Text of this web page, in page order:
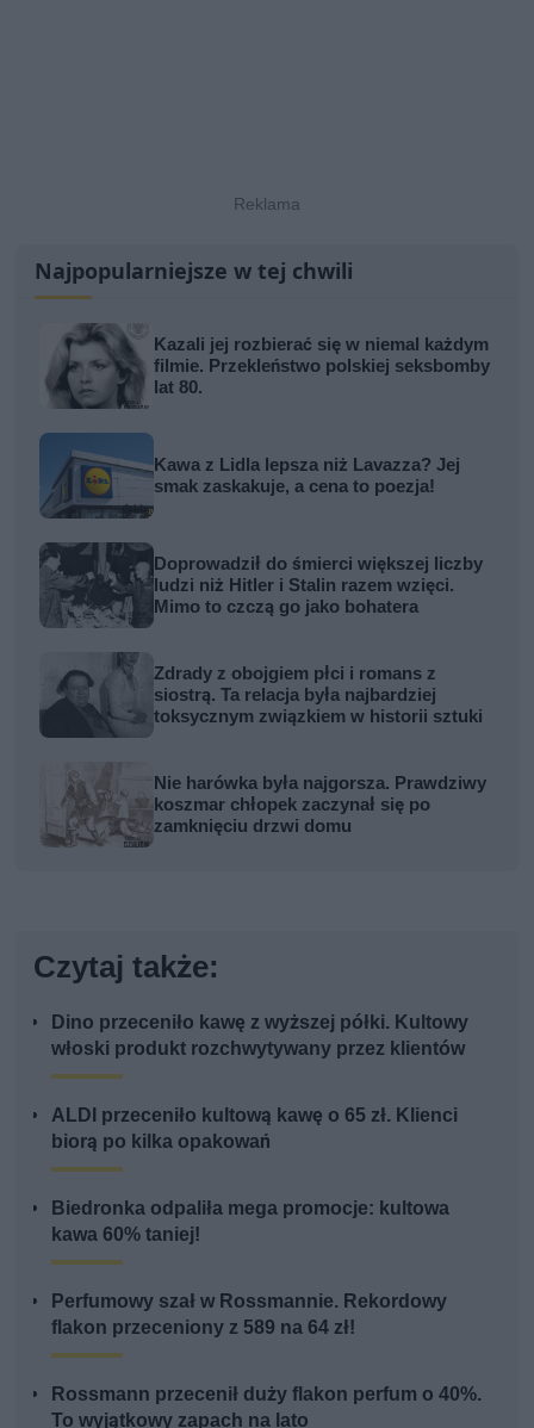
Najpopularniejsze w tej chwili
Kazali jej rozbierać się w niemal każdym
filmie. Przekleństwo polskiej seksbomby
lat 80.
Kawa z Lidla lepsza niż Lavazza? Jej
smak zaskakuje, a cena to poezja!
Doprowadził do śmierci większej liczby
ludzi niż Hitler i Stalin razem wzięci.
Mimo to czczą go jako bohatera
Zdrady z obojgiem płci i romans z
siostrą. Ta relacja była najbardziej
toksycznym związkiem w historii sztuki
Nie harówka była najgorsza. Prawdziwy
koszmar chłopek zaczynał się po
zamknięciu drzwi domu
Czytaj także:
Dino przeceniło kawę z wyższej półki. Kultowy
włoski produkt rozchwytywany przez klientów
ALDI przeceniło kultową kawę o 65 zł. Klienci
biorą po kilka opakowań
Biedronka odpaliła mega promocje: kultowa
kawa 60% taniej!
Perfumowy szał w Rossmannie. Rekordowy
flakon przeceniony z 589 na 64 zł!
Rossmann przecenił duży flakon perfum o 40%.
To wyjątkowy zapach na lato